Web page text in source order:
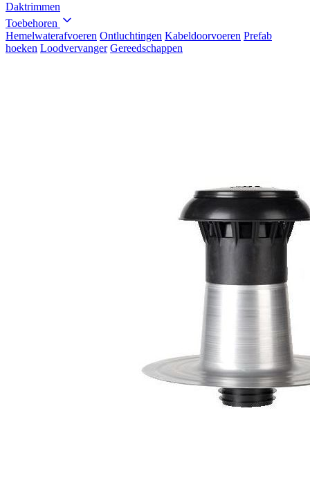
Daktrimmen
Toebehoren
Hemelwaterafvoeren Ontluchtingen Kabeldoorvoeren Prefab
hoeken Loodvervanger Gereedschappen